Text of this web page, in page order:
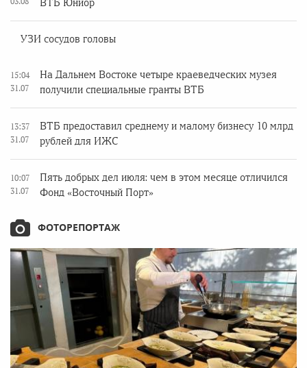
ВТБ Юниор
УЗИ сосудов головы
15:04
31.07
На Дальнем Востоке четыре краеведческих музея
получили специальные гранты ВТБ
13:37
31.07
ВТБ предоставил среднему и малому бизнесу 10 млрд
рублей для ИЖС
10:07
31.07
Пять добрых дел июля: чем в этом месяце отличился
Фонд «Восточный Порт»
ФОТОРЕПОРТАЖ